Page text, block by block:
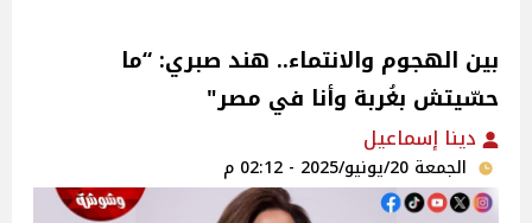
بين الهجوم والانتماء.. هند صبري: “ما
حسّيتش بغُربة وأنا في مصر"
دينا إسماعيل
الجمعة 20/يونيو/2025 - 02:12 م